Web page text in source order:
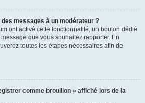
messages à un modérateur ?
ont activé cette fonctionnalité, un bouton dédié
que vous souhaitez rapporter. En
toutes les étapes nécessaires afin de
comme brouillon » affiché lors de la